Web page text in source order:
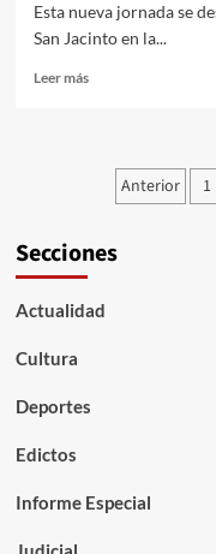
Esta nueva jornada se
San Jacinto en la...
Leer másLeer
municipios
Bolívar,
Unidad
de
$2.200
Anterior 1
Secciones
Actualidad
Cultura
Deportes
Edictos
Informe Especial